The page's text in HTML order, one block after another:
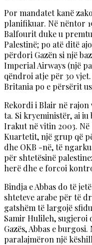
Por mandatet kanë
planifikuar. Në nëntor
Balfourit duke u
Palestinë; po atë ditë
përdori Gazën si një
Imperial Airways (një
qëndroi atje për 30
Britania po e përsërit
Rekordi i Blair në rajon
ta. Si kryeministër, ai iu
Irakut në vitin 2003.
Kuartetit, një grup që
dhe OKB -në, të
për shtetësinë
herë dhe e forcoi
Bindja e Abbas do të
shteteve arabe për të
gatshëm të largojë
Samir Hulileh, sugjeroi
Gazës, Abbas e
paralajmëron një